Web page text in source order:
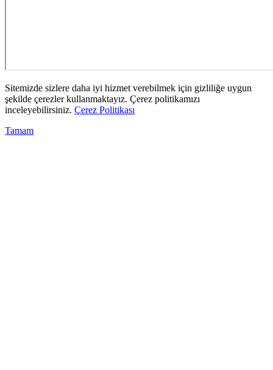
Sitemizde sizlere daha iyi hizmet verebilmek için gizliliğe uygun
şekilde çerezler kullanmaktayız. Çerez politikamızı
inceleyebilirsiniz. Çerez Politikası
Tamam